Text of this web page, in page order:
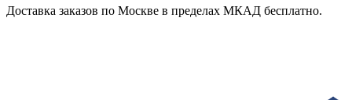
Доставка заказов по Москве в пределах МКАД бесплатно.